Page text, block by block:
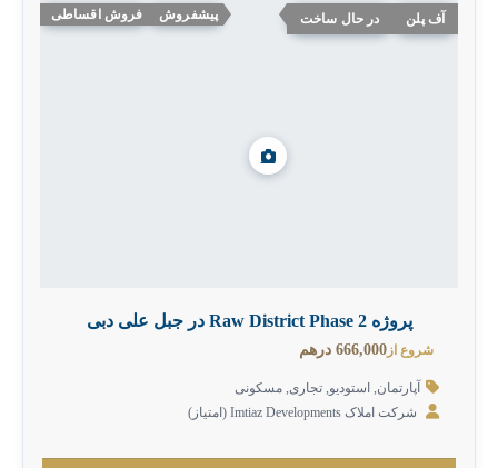
آف پلن در حال ساخت پیشفروش فروش اقساطی
پروژه Raw District Phase 2 در جبل علی دبی
شروع از 666,000 درهم
آپارتمان,استودیو,تجاری ,مسکونی
شرکت املاک Imtiaz Developments (امتیاز)